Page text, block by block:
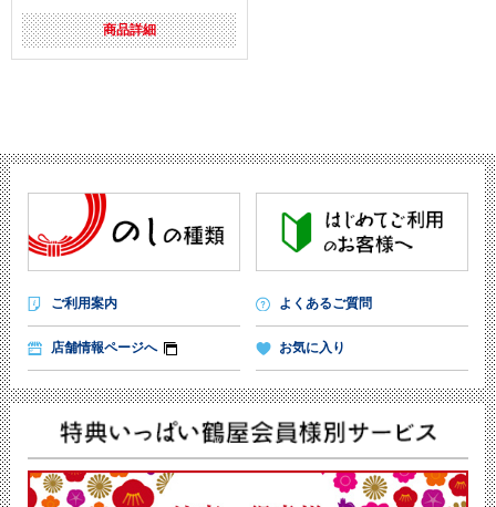
商品詳細
ご利用案内 よくあるご質問
店舗情報ページへ お気に入り